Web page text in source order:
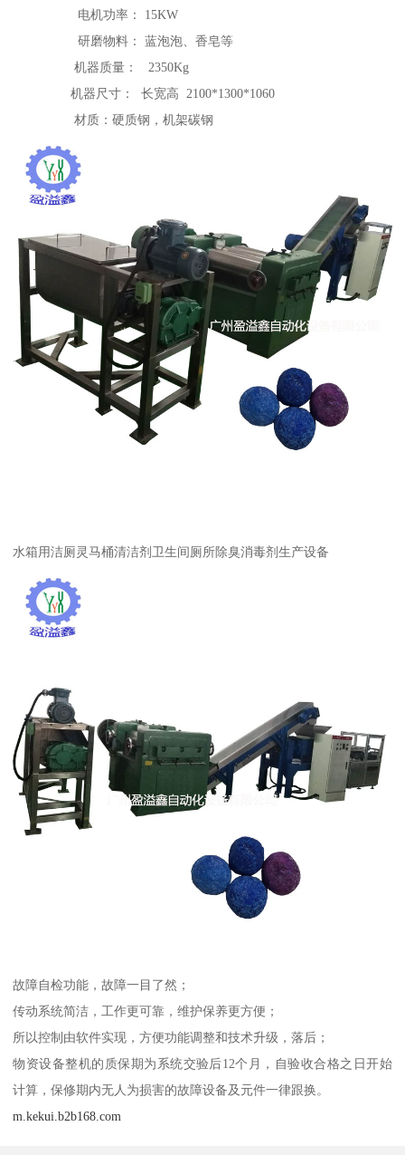
电机功率： 15KW
研磨物料： 蓝泡泡、香皂等
机器质量： 2350Kg
机器尺寸： 长宽高 2100*1300*1060
材质：硬质钢，机架碳钢
水箱用洁厕灵马桶清洁剂卫生间厕所除臭消毒剂生产设备
故障自检功能，故障一目了然；
传动系统简洁，工作更可靠，维护保养更方便；
所以控制由软件实现，方便功能调整和技术升级，落后；
物资设备整机的质保期为系统交验后12个月，自验收合格之日开始
计算，保修期内无人为损害的故障设备及元件一律跟换。
m.kekui.b2b168.com